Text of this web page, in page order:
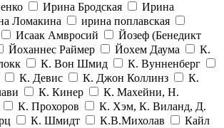
Ирина Бродская
Ирина
Ломакина
ирина поплавская
Исаак Амвросий
Йозеф (Бенедикт
Йоханнес Раймер Йохем Даума
К.
К. Вон Шмид
К. Вунненберг
К. Девис К. Джон Коллинз
К.
К. Кинер
К. Махейни, Н.
К. Прохоров
К. Хэм, К. Виланд, Д.
К. Шмидт К.В.Михолав
Кайл